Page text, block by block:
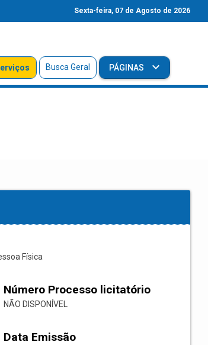
Sexta-feira, 07 de Agosto de 2026
Busca Geral PÁGINAS
Física
Número Processo licitatório
NÃO DISPONÍVEL
Data Emissão